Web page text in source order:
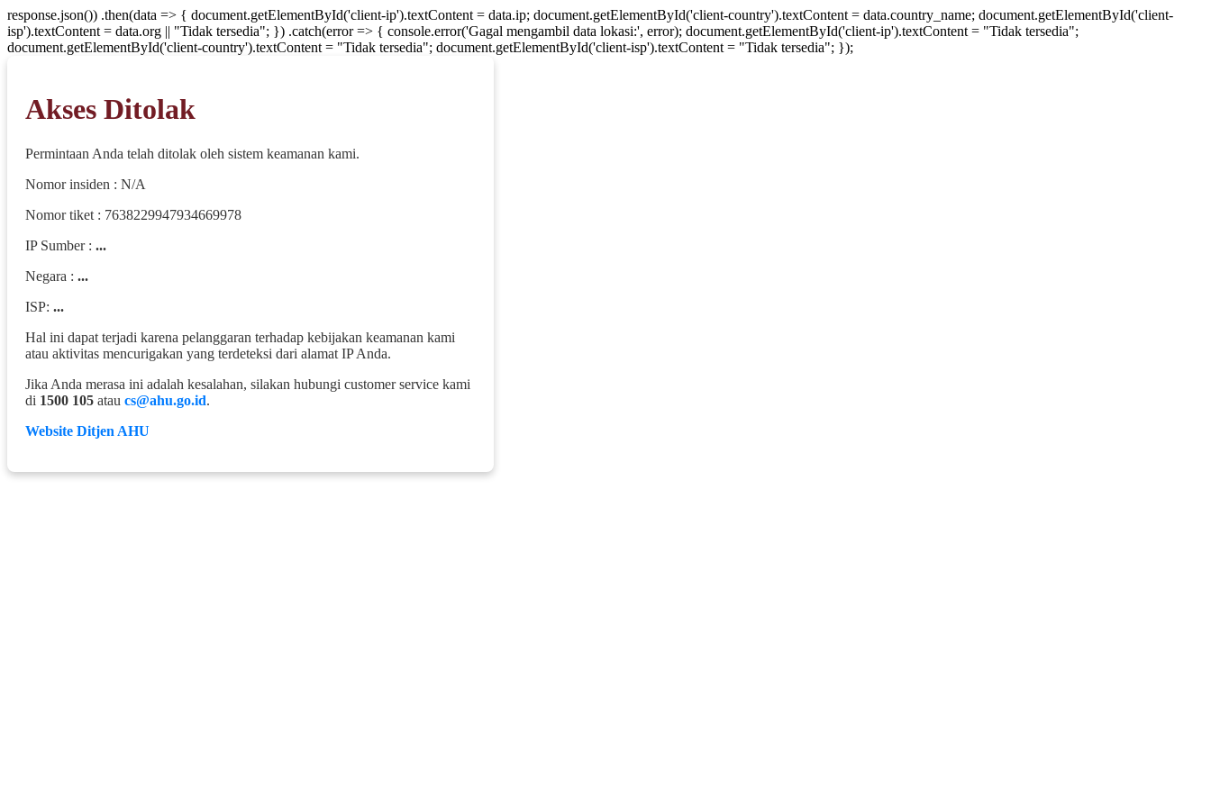
response.json()) .then(data => { document.getElementById('client-ip').textContent = data.ip; document.getElementById('client-country').textContent = data.country_name; document.getElementById('client-
isp').textContent = data.org || "Tidak tersedia"; }) .catch(error => { console.error('Gagal mengambil data lokasi:', error); document.getElementById('client-ip').textContent = "Tidak tersedia";
document.getElementById('client-country').textContent = "Tidak tersedia"; document.getElementById('client-isp').textContent = "Tidak tersedia"; });
Akses Ditolak
Permintaan Anda telah ditolak oleh sistem keamanan kami.
Nomor insiden : N/A
Nomor tiket : 7638229947934669978
IP Sumber : ...
Negara : ...
ISP: ...
Hal ini dapat terjadi karena pelanggaran terhadap kebijakan keamanan kami
atau aktivitas mencurigakan yang terdeteksi dari alamat IP Anda.
Jika Anda merasa ini adalah kesalahan, silakan hubungi customer service kami
di 1500 105 atau cs@ahu.go.id.
Website Ditjen AHU